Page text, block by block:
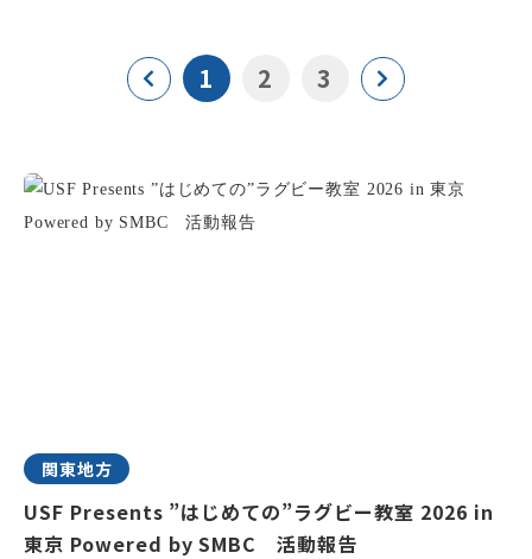
1 2 3
関東地方
USF Presents ”はじめての”ラグビー教室 2026 in
東京 Powered by SMBC 活動報告